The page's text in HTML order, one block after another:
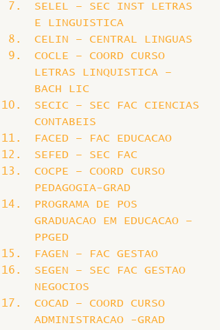
SELEL – SEC INST LETRAS
E LINGUISTICA
CELIN – CENTRAL LINGUAS
COCLE – COORD CURSO
LETRAS LINQUISTICA –
BACH LIC
SECIC – SEC FAC CIENCIAS
CONTABEIS
FACED – FAC EDUCACAO
SEFED – SEC FAC
COCPE – COORD CURSO
PEDAGOGIA-GRAD
PROGRAMA DE POS
GRADUACAO EM EDUCACAO –
PPGED
FAGEN – FAC GESTAO
SEGEN – SEC FAC GESTAO
NEGOCIOS
COCAD – COORD CURSO
ADMINISTRACAO -GRAD